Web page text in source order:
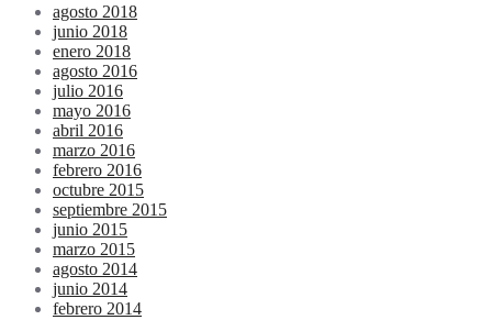
agosto 2018
junio 2018
enero 2018
agosto 2016
julio 2016
mayo 2016
abril 2016
marzo 2016
febrero 2016
octubre 2015
septiembre 2015
junio 2015
marzo 2015
agosto 2014
junio 2014
febrero 2014